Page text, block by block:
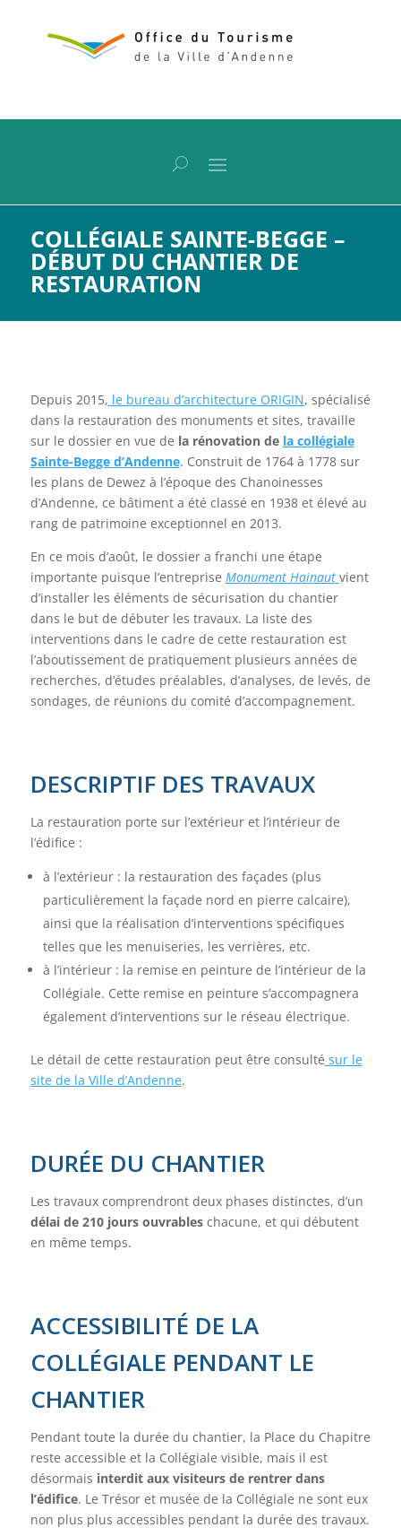
COLLÉGIALE SAINTE-BEGGE –
DÉBUT DU CHANTIER DE
RESTAURATION
Depuis 2015, le bureau d’architecture ORIGIN, spécialisé
dans la restauration des monuments et sites, travaille
sur le dossier en vue de la rénovation de la collégiale
Sainte-Begge d’Andenne. Construit de 1764 à 1778 sur
les plans de Dewez à l’époque des Chanoinesses
d’Andenne, ce bâtiment a été classé en 1938 et élevé au
rang de patrimoine exceptionnel en 2013.
En ce mois d’août, le dossier a franchi une étape
importante puisque l’entreprise Monument Hainaut vient
d’installer les éléments de sécurisation du chantier
dans le but de débuter les travaux. La liste des
interventions dans le cadre de cette restauration est
l’aboutissement de pratiquement plusieurs années de
recherches, d’études préalables, d’analyses, de levés, de
sondages, de réunions du comité d’accompagnement.
DESCRIPTIF DES TRAVAUX
La restauration porte sur l’extérieur et l’intérieur de
l’édifice :
à l’extérieur : la restauration des façades (plus
particulièrement la façade nord en pierre calcaire),
ainsi que la réalisation d’interventions spécifiques
telles que les menuiseries, les verrières, etc.
à l’intérieur : la remise en peinture de l’intérieur de la
Collégiale. Cette remise en peinture s’accompagnera
également d’interventions sur le réseau électrique.
Le détail de cette restauration peut être consulté sur le
site de la Ville d’Andenne.
DURÉE DU CHANTIER
Les travaux comprendront deux phases distinctes, d’un
délai de 210 jours ouvrableschacune, et qui débutent
en même temps.
ACCESSIBILITÉ DE LA
COLLÉGIALE PENDANT LE
CHANTIER
Pendant toute la durée du chantier, la Place du Chapitre
reste accessible et la Collégiale visible, mais il est
désormais interdit aux visiteurs de rentrer dans
l’édifice. Le Trésor et musée de la Collégiale ne sont eux
non plus plus accessibles pendant la durée des travaux.